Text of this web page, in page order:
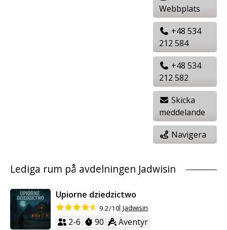
Webbplats
+48 534
212 584
+48 534
212 582
Skicka
meddelande
Navigera
Lediga rum på avdelningen Jadwisin
Upiorne dziedzictwo
9.2/10 Jadwisin
2-6 90
Äventyr